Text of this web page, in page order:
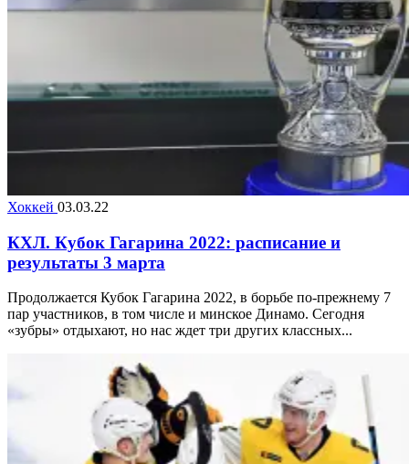
Хоккей 03.03.22
КХЛ. Кубок Гагарина 2022: расписание и
результаты 3 марта
Продолжается Кубок Гагарина 2022, в борьбе по-прежнему 7
пар участников, в том числе и минское Динамо. Сегодня
«зубры» отдыхают, но нас ждет три других классных...